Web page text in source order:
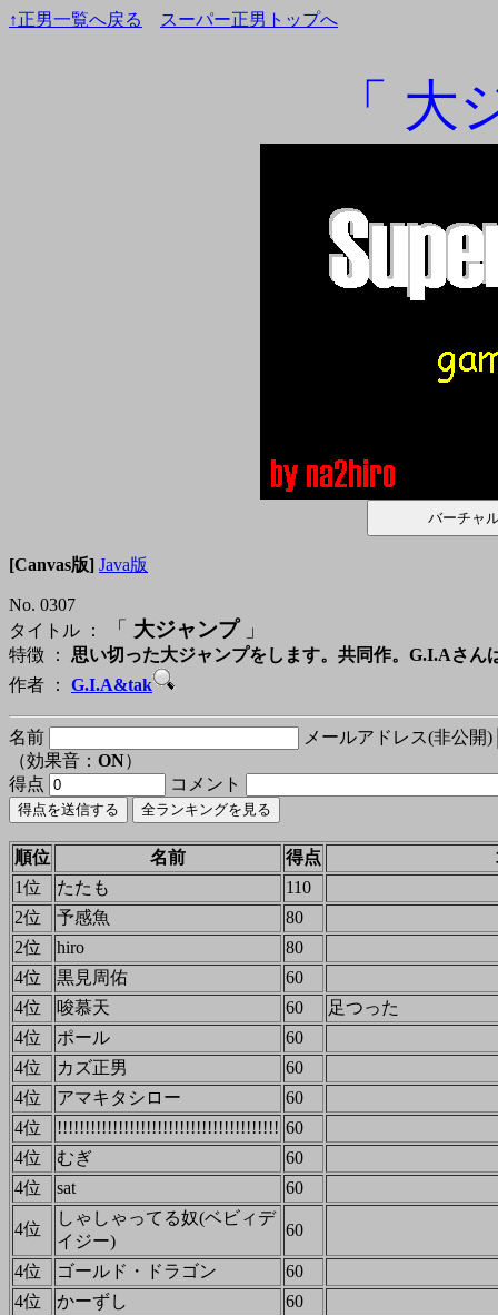
↑正男一覧へ戻る スーパー正男トップへ
「 大
[Canvas版] Java版
No. 0307
タイトル ：
「 大ジャンプ」
特徴 ： 思い切った大ジャンプをします。共同作。G.I.Aさん
作者 ： G.I.A&tak
名前
メールアドレス(非公開)
（効果音： ON）
得点
コメント
順位 名前 得点
1位
たたも
110
2位
予感魚
80
2位
hiro
80
4位
黒見周佑
60
4位
唆慕天 60
足つった
4位
ポール
60
4位
カズ正男
60
4位
アマキタシロー
60
4位
!!!!!!!!!!!!!!!!!!!!!!!!!!!!!!!!!!!!!!!! 60
4位
むぎ
60
4位
sat 60
4位
しゃしゃってる奴(ベビィデ
イジー)
60
4位 ゴールド・ドラゴン
60
4位
かーずし
60